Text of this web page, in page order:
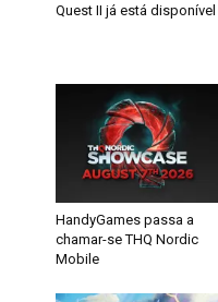
Quest II já está disponível
HandyGames passa a
chamar-se THQ Nordic
Mobile